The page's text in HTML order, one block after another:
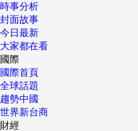
時事分析
封面故事
今日最新
大家都在看
國際
國際首頁
全球話題
趨勢中國
世界新台商
財經